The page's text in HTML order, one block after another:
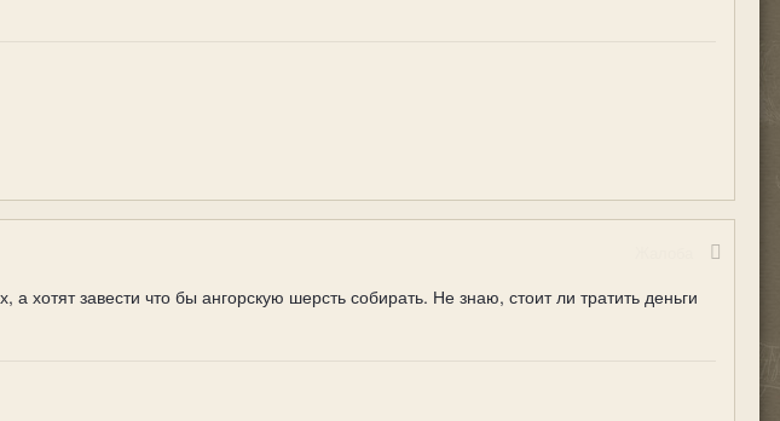
завести что бы ангорскую шерсть собирать. Не знаю, стоит ли тратить деньги